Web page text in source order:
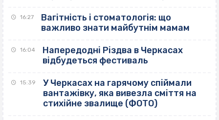
16:27
Вагітність і стоматологія: що
важливо знати майбутнім мамам
16:04
Напередодні Різдва в Черкасах
відбудеться фестиваль
15:39
У Черкасах на гарячому спіймали
вантажівку, яка вивезла сміття на
стихійне звалище (ФОТО)